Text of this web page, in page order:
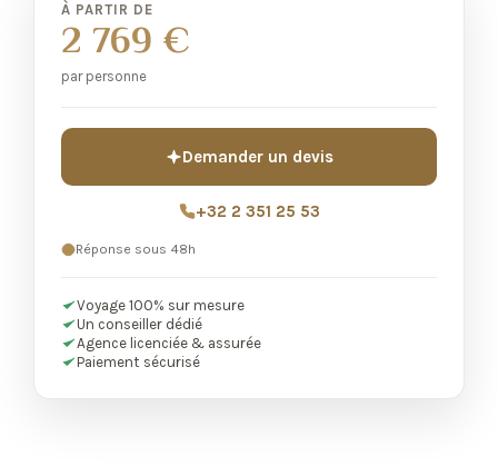
À PARTIR DE
2 769 €
par personne
Demander un devis
+32 2 351 25 53
Réponse sous 48h
Voyage 100% sur mesure
Un conseiller dédié
Agence licenciée & assurée
Paiement sécurisé